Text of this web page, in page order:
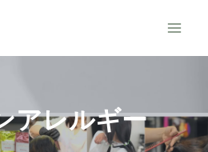
アレルギー